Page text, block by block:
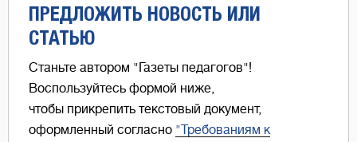
ПРЕДЛОЖИТЬ НОВОСТЬ ИЛИ
СТАТЬЮ
Станьте автором "Газеты педагогов"!
Воспользуйтесь формой ниже,
чтобы прикрепить текстовый документ,
оформленный согласно "Требованиям к